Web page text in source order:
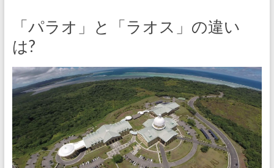
「パラオ」と「ラオス」の違い
は?